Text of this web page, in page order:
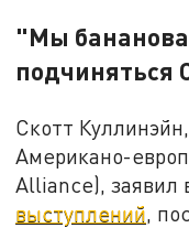
"Мы
Скотт
Американо-
Alliance), заявил
выступлений,